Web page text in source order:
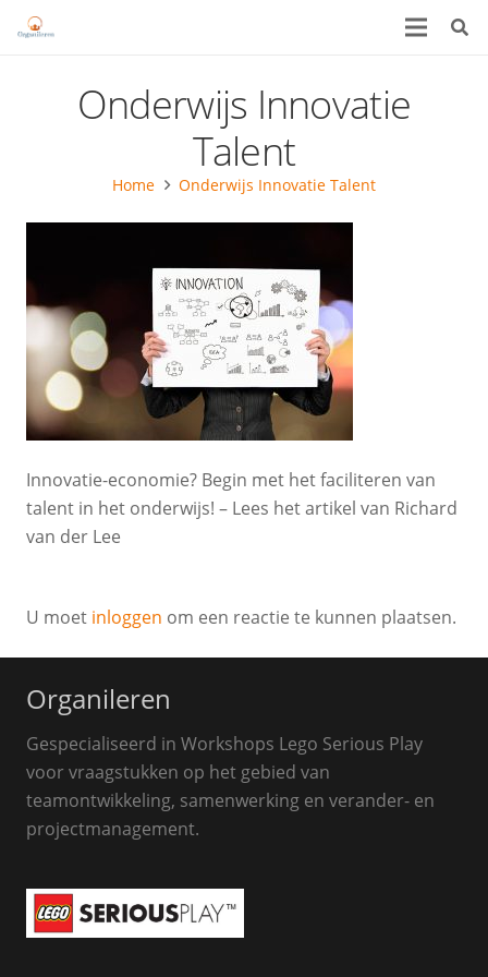
Onderwijs Innovatie
Talent
Home Onderwijs Innovatie Talent
Innovatie-economie? Begin met het faciliteren van
talent in het onderwijs! – Lees het artikel van Richard
van der Lee
U moet inloggen om een reactie te kunnen plaatsen.
Organileren
Gespecialiseerd in Workshops Lego Serious Play
voor vraagstukken op het gebied van
teamontwikkeling, samenwerking en verander- en
projectmanagement.